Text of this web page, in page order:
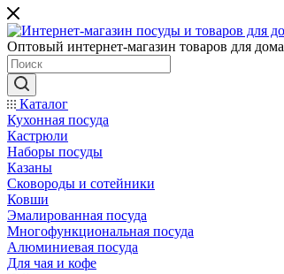
Оптовый интернет-магазин товаров для дома
Каталог
Кухонная посуда
Кастрюли
Наборы посуды
Казаны
Сковороды и сотейники
Ковши
Эмалированная посуда
Многофункциональная посуда
Алюминиевая посуда
Для чая и кофе